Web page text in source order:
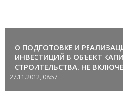
О ПОДГОТОВКЕ И
ИНВЕСТИЦИЙ В ОБЪЕКТ
СТРОИТЕЛЬСТВА, НЕ
ДОЛГОСРОЧНЫЕ ЦЕЛЕВЫЕ
27.11.2012, 08:57